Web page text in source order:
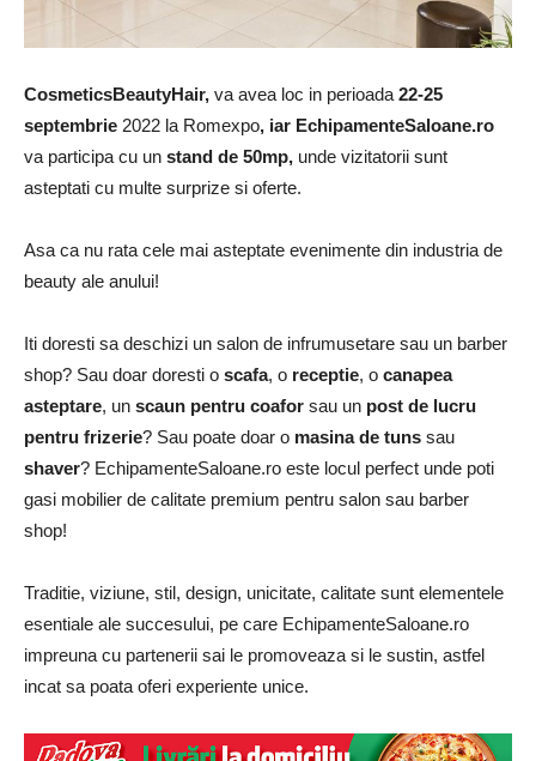
CosmeticsBeautyHair, va avea loc in perioada 22-25
septembrie 2022 la Romexpo, iar EchipamenteSaloane.ro
va participa cu un stand de 50mp, unde vizitatorii sunt
asteptati cu multe surprize si oferte.
Asa ca nu rata cele mai asteptate evenimente din industria de
beauty ale anului!
Iti doresti sa deschizi un salon de infrumusetare sau un barber
shop? Sau doar doresti o scafa, o receptie, o canapea
asteptare, un scaun pentru coafor sau un post de lucru
pentru frizerie? Sau poate doar o masina de tuns sau
shaver? EchipamenteSaloane.ro este locul perfect unde poti
gasi mobilier de calitate premium pentru salon sau barber
shop!
Traditie, viziune, stil, design, unicitate, calitate sunt elementele
esentiale ale succesului, pe care EchipamenteSaloane.ro
impreuna cu partenerii sai le promoveaza si le sustin, astfel
incat sa poata oferi experiente unice.